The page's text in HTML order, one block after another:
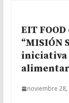
EIT
“MISIÓN
iniciativa
noviembre 28,